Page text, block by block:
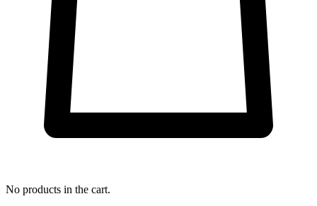
No products in the cart.